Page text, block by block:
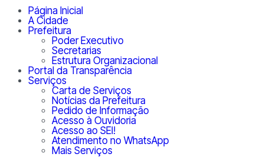
Página Inicial
A Cidade
Prefeitura
Poder Executivo
Secretarias
Estrutura Organizacional
Portal da Transparência
Serviços
Carta de Serviços
Notícias da Prefeitura
Pedido de Informação
Acesso à Ouvidoria
Acesso ao SEI!
Atendimento no WhatsApp
Mais Serviços